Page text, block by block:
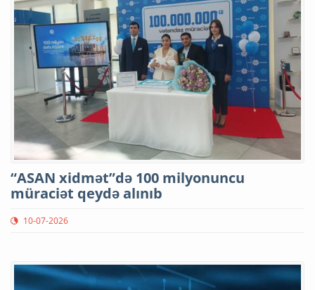
“ASAN xidmət”də 100 milyonuncu
müraciət qeydə alınıb
10-07-2026